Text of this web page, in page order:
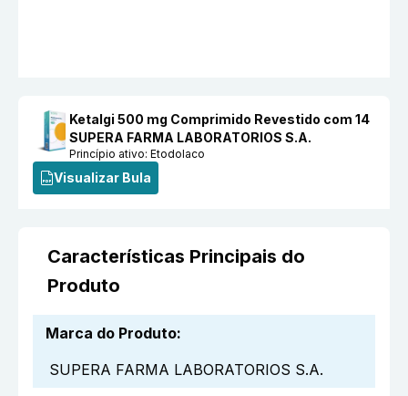
Ketalgi 500 mg Comprimido Revestido com 14
SUPERA FARMA LABORATORIOS S.A.
Princípio ativo:Etodolaco
Visualizar Bula
Características Principais do
Produto
Marca do Produto:
SUPERA FARMA LABORATORIOS S.A.